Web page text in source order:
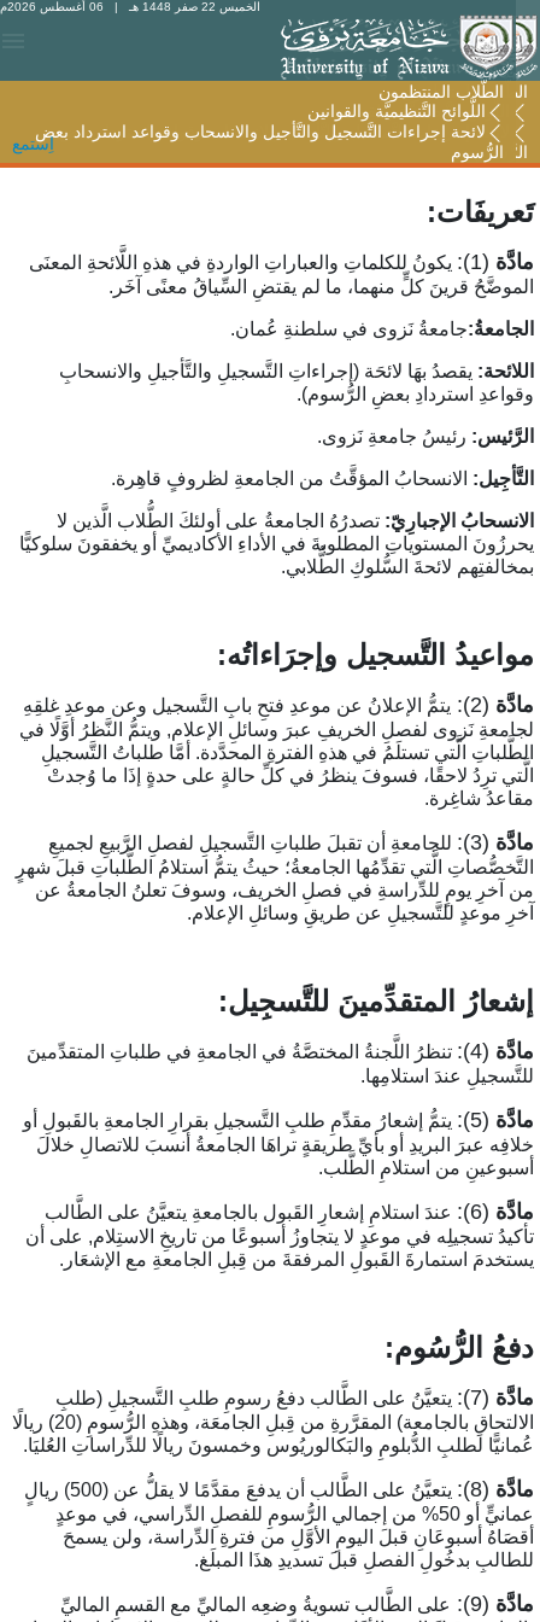
الخميس 22 صفر 1448 هـ | 06 أغسطس 2026م
الطّلاب المنتظمون
اللَّوائح التَّنظيميَّة والقوانين
لائحة إجراءات التَّسجيل والتَّأجيل والانسحاب وقواعد استرداد بعض
الرُّسوم
الطّلاب المنتظمون
اللَّوائح التَّنظيميَّة والقوانين
لائحة إجراءات التَّسجيل والتَّأجيل والانسحاب وقواعد استرداد بعض
الرُّسوم
اِستمع
(1):
يكونُ للكلماتِ والعباراتِ الواردةِ في هذهِ اللَّائحةِ المعنَى
قرينَ كلٍّ منهما، ما لم يقتضِ السِّياقُ معنًى آخَر.
جامعةُ نَزوى في سلطنةِ عُمان.
يقصدُ بهَا لائحَة (إجراءاتِ التَّسجيلِ والتَّأجيلِ والانسحابِ
استردادِ بعضِ الرُّسوم).
رئيسُ جامعةِ نَزوى.
الانسحابُ المؤقَّتُ من الجامعةِ لظروفٍ قاهِرة.
الإجبارِيّ:تصدرُهُ الجامعةُ على أولئكَ الطُّلاب الَّذين لا
المستوياتِ المطلوبةَ في الأداءِ الأكاديميِّ أو يخفقونَ سلوكيًّا
لائحةَ السُّلوكِ الطُّلابي.
التَّسجيل وإجرَاءاتُه:
(2):
يتمُّ الإعلانُ عن موعدِ فتحِ بابِ التَّسجيل وعن موعدِ غلقِهِ
نَزوى لفصلِ الخريفِ عبرَ وسائلِ الإعلام, ويتمُّ النَّظرُ أوَّلًا في
الَّتي تستلَمُ في هذهِ الفترةِ المحدَّدة. أمَّا طلباتُ التَّسجيلِ
ترِدُ لاحقًا، فسوفَ ينظرُ في كلِّ حالةٍ على حدةٍ إذَا ما وُجدتْ
شاغِرة.
(3):
للجامعةِ أن تقبلَ طلباتِ التَّسجيلِ لفصلِ الرَّبيعِ لجميعِ
الَّتي تقدِّمُها الجامعةُ؛ حيثُ يتمُّ استلامُ الطَّلباتِ قبلَ شهرٍ
آخرِ يومٍ للدِّراسةِ في فصلِ الخريف، وسوفَ تعلنُ الجامعةُ عن
موعدٍ للتَّسجيلِ عن طريقِ وسائلِ الإعلام.
المتقدِّمينَ للتَّسجِيل:
(4):
تنظرُ اللَّجنةُ المختصَّةُ في الجامعةِ في طلباتِ المتقدِّمينَ
عندَ استلامِها.
(5):
يتمُّ إشعارُ مقدِّمِ طلبِ التَّسجيلِ بقرارِ الجامعةِ بالقَبولِ أو
عبرَ البريدِ أو بأيِّ طريقةٍ تراهَا الجامعةُ أنسبَ للاتصالِ خلالَ
من استلامِ الطَّلب.
(6):
عندَ استلامِ إشعارِ القَبول بالجامعةِ يتعيَّنُ على الطَّالب
تسجيلِه في موعدٍ لا يتجاوزُ أسبوعًا من تاريخِ الاستِلام, على أن
استمارةَ القَبولِ المرفقةَ من قِبلِ الجامعةِ مع الإشعَار.
الرُّسُوم:
(7):
يتعيَّنُ على الطَّالب دفعُ رسومِ طلبِ التَّسجيلِ (طلبِ
الالتحاقِ بالجامعة) المقرَّرةِ من قِبلِ الجامعَة، وهذهِ الرُّسومِ (20) ريالًا
لطلبِ الدُّبلومِ والبَكالوريُوس وخمسونَ ريالًا للدِّراساتِ العُليَا.
(8):
يتعيَّنُ على الطَّالب أن يدفعَ مقدَّمًا لا يقلُّ عن (500) ريالٍ
عمانيٍّ أو 50% من إجمالي الرُّسومِ للفصلِ الدِّراسي، في موعدٍ
أسبوعَانِ قبلَ اليومِ الأوَّلِ من فترةِ الدِّراسة، ولن يسمحَ
بدخُولِ الفصلِ قبلَ تسديدِ هذَا المبلَغ.
(9):
على الطَّالب تسويةُ وضعِه الماليِّ مع القسمِ الماليِّ